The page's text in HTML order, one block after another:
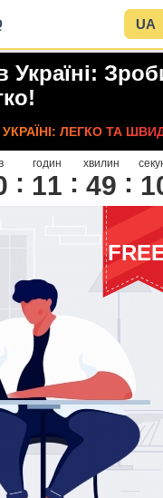
UA
Україні:
ЛЕГКО ТА
годин
11
хвилин
49 0